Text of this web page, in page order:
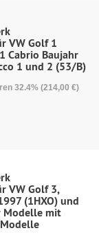
VW Golf 1
Cabrio Baujahr
1 und 2 (53/B)
32.4% (214,00 €)
VW Golf 3,
(1HXO) und
Modelle mit